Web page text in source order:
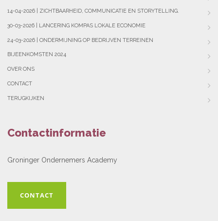
14-04-2026 | ZICHTBAARHEID, COMMUNICATIE EN STORYTELLING.
30-03-2026 | LANCERING KOMPAS LOKALE ECONOMIE
24-03-2026 | ONDERMIJNING OP BEDRIJVEN TERREINEN
BIJEENKOMSTEN 2024
OVER ONS
CONTACT
TERUGKIJKEN
Contactinformatie
Groninger Ondernemers Academy
CONTACT